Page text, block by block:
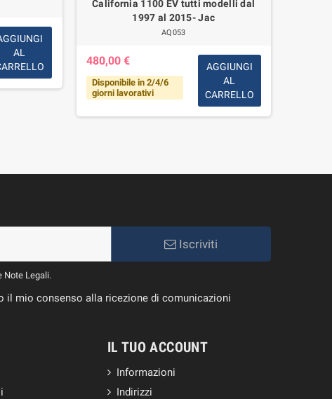
AL
California 1100 EV tutti modelli dal
1997 al 2015- Jac
AQ053
480,00 €
Disponibile in 2/4/6
giorni lavorativi
AGGIUNGI
AL
CARRELLO
Iscriviti
Note Legali.
il mio consenso alla ricezione di comunicazioni
IL TUO ACCOUNT
Informazioni
Indirizzi